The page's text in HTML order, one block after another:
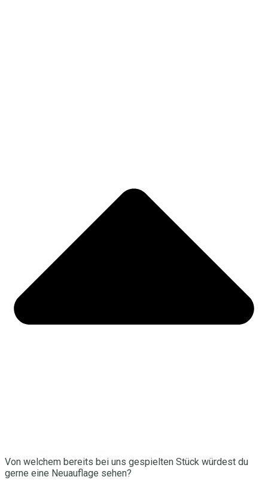
Von welchem bereits bei uns gespielten Stück würdest du
gerne eine Neuauflage sehen?